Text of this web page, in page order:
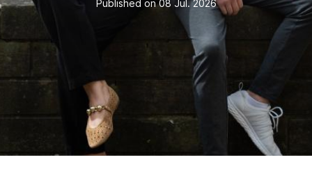
Published on 08 Jul. 2026